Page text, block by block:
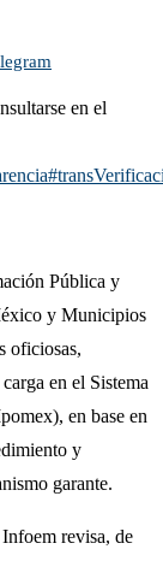
en el
Pública y
y Municipios
oficiosas,
en el Sistema
en base en
y
garante.
revisa, de